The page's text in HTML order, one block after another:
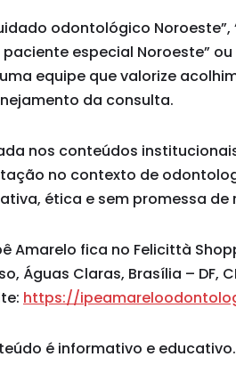
odontológico
especial Noroeste”
equipe que valorize
da consulta.
nos conteúdos
no contexto de
ética e sem promessa de
Amarelo fica no Felicittà
Águas Claras, Brasília – DF,
https://
é informativo e